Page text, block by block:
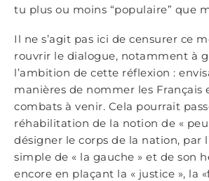
tu plus ou moins “populaire” que
Il ne s’agit pas ici de censurer ce
rouvrir le dialogue, notamment à
l’ambition de cette réflexion :
manières de nommer les Français
combats à venir. Cela pourrait
réhabilitation de la notion de «
désigner le corps de la nation, par
simple de « la gauche » et de son
encore en plaçant la « justice », la